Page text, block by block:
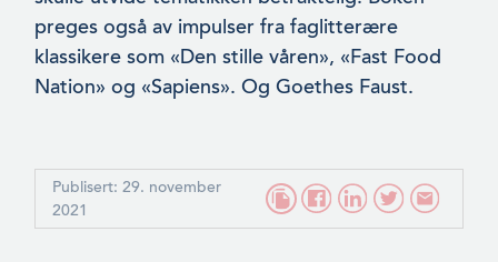
preges også av impulser fra faglitterære
klassikere som «Den stille våren», «Fast Food
Nation» og «Sapiens». Og Goethes Faust.
Publisert: 29. november
2021